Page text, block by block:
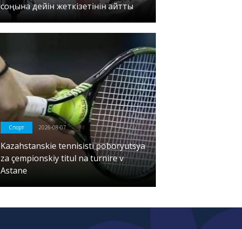
соңына дейін жеткізетінін айтты
Спорт 2026-08-07
Kazahstanskie tennisistı poboryutsya
za çempionskiy titul na turnire v
Astane